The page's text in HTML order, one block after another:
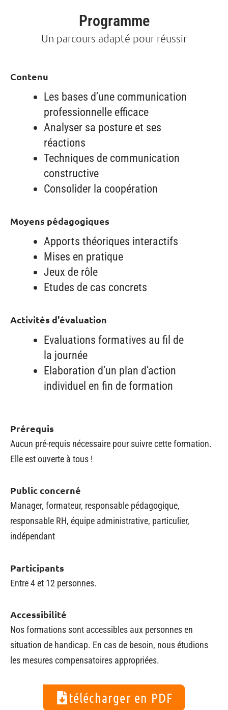
Programme
Un parcours adapté pour réussir
Contenu
Les bases d’une communication
professionnelle efficace
Analyser sa posture et ses
réactions
Techniques de communication
constructive
Consolider la coopération
Moyens pédagogiques
Apports théoriques interactifs
Mises en pratique
Jeux de rôle
Etudes de cas concrets
Activités d'évaluation
Evaluations formatives au fil de
la journée
Elaboration d’un plan d’action
individuel en fin de formation
Prérequis
Aucun pré-requis nécessaire pour suivre cette formation.
Elle est ouverte à tous !
Public concerné
Manager, formateur, responsable pédagogique,
responsable RH, équipe administrative, particulier,
indépendant
Participants
Entre 4 et 12 personnes.
Accessibilité
Nos formations sont accessibles aux personnes en
situation de handicap. En cas de besoin, nous étudions
les mesures compensatoires appropriées.
télécharger en PDF